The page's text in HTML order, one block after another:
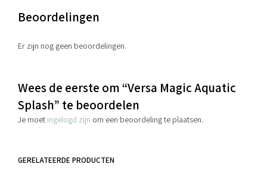
Beoordelingen
Er zijn nog geen beoordelingen.
Wees de eerste om “Versa Magic Aquatic
Splash” te beoordelen
Je moet ingelogd zijn om een beoordeling te plaatsen.
GERELATEERDE PRODUCTEN